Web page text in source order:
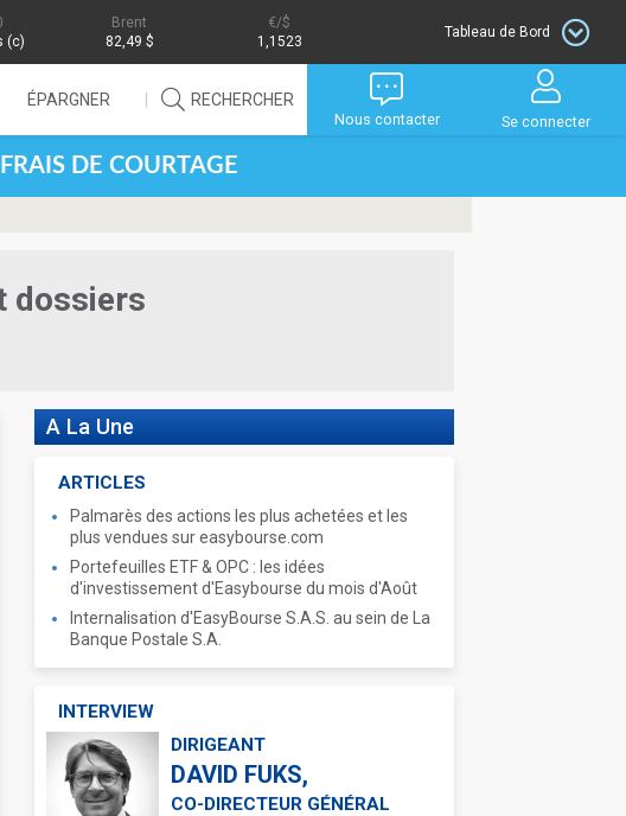
(c)
Brent
82,49 $
/$
1,1523
Tableau de Bord
ÉPARGNER RECHERCHER
Nous contacter Se connecter
DE COURTAGE
dossiers
A La Une
ARTICLES
Palmarès des actions les plus achetées et les
plus vendues sur easybourse.com
Portefeuilles ETF & OPC : les idées
d'investissement d'Easybourse du mois d'Août
Internalisation d'EasyBourse S.A.S. au sein de La
Banque Postale S.A.
INTERVIEW
DIRIGEANT
DAVID FUKS,
CO-DIRECTEUR GÉNÉRAL